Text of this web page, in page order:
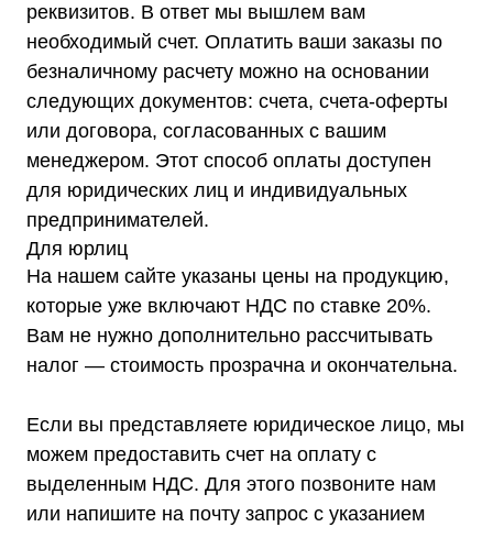
реквизитов. В ответ мы вышлем вам
необходимый счет. Оплатить ваши заказы по
безналичному расчету можно на основании
следующих документов: счета, счета-оферты
или договора, согласованных с вашим
менеджером. Этот способ оплаты доступен
для юридических лиц и индивидуальных
предпринимателей.
Для юрлиц
На нашем сайте указаны цены на продукцию,
которые уже включают НДС по ставке 20%.
Вам не нужно дополнительно рассчитывать
налог — стоимость прозрачна и окончательна.
Если вы представляете юридическое лицо, мы
можем предоставить счет на оплату с
выделенным НДС. Для этого позвоните нам
или напишите на почту запрос с указанием
Режим работы: Пн-Пт: 9:00 —
18:00
info@shtil-stab.ru
+7 (495) 150-17-07
Адрес:
г. Москва, 2-й Южнопортовый
проезд, д. 10, стр. 11
© 2021-2026 Официальный дилер «Штиль»
Политика конфиденциальности
8 (800) 444-75-17